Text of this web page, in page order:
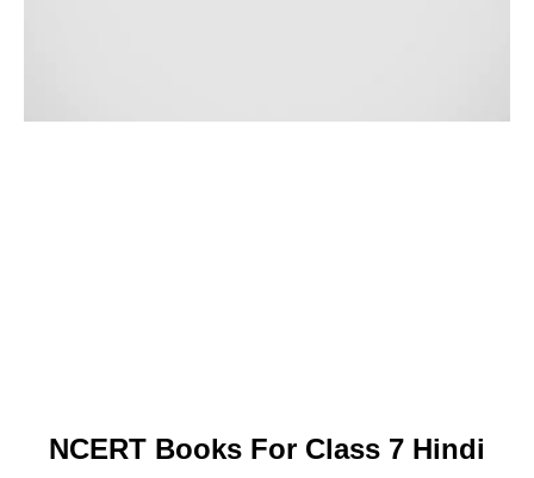
NCERT Books For Class 7 Hindi